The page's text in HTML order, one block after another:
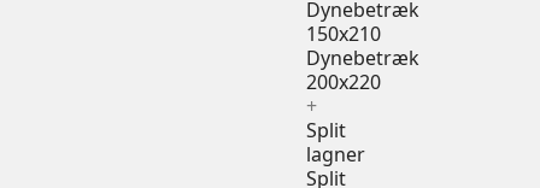
Dynebetræk
150x210
Dynebetræk
200x220
+
Split
lagner
Split